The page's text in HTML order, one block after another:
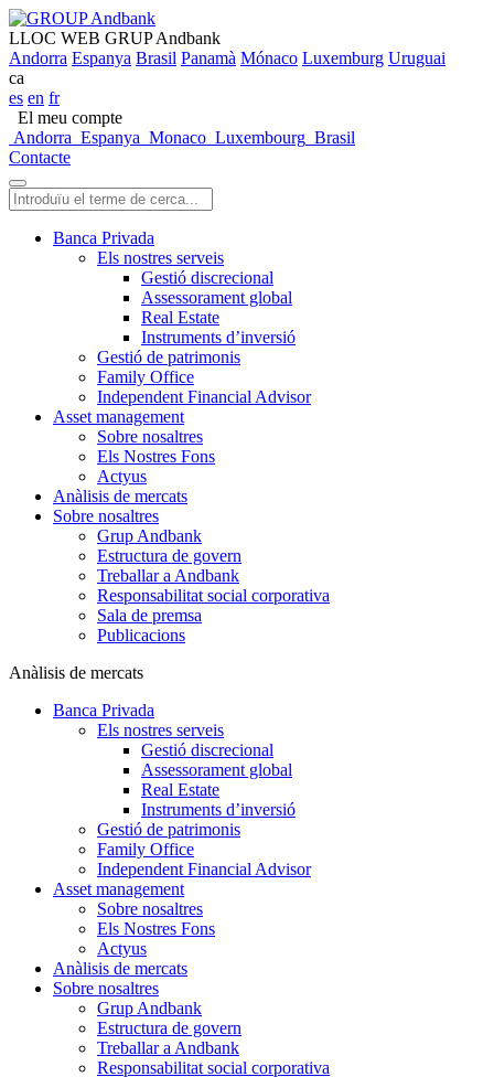
LLOC WEB GRUP Andbank
Andorra Espanya Brasil Panamà Mónaco Luxemburg Uruguai
ca
es en fr
El meu compte
Andorra Espanya Monaco Luxembourg Brasil
Contacte
Banca Privada
Els nostres serveis
Gestió discrecional
Assessorament global
Real Estate
Instruments d’inversió
Gestió de patrimonis
Family Office
Independent Financial Advisor
Asset management
Sobre nosaltres
Els Nostres Fons
Actyus
Anàlisis de mercats
Sobre nosaltres
Grup Andbank
Estructura de govern
Treballar a Andbank
Responsabilitat social corporativa
Sala de premsa
Publicacions
Anàlisis de mercats
Banca Privada
Els nostres serveis
Gestió discrecional
Assessorament global
Real Estate
Instruments d’inversió
Gestió de patrimonis
Family Office
Independent Financial Advisor
Asset management
Sobre nosaltres
Els Nostres Fons
Actyus
Anàlisis de mercats
Sobre nosaltres
Grup Andbank
Estructura de govern
Treballar a Andbank
Responsabilitat social corporativa